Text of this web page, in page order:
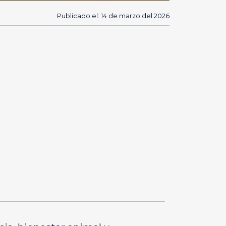
Publicado el: 14 de marzo del 2026